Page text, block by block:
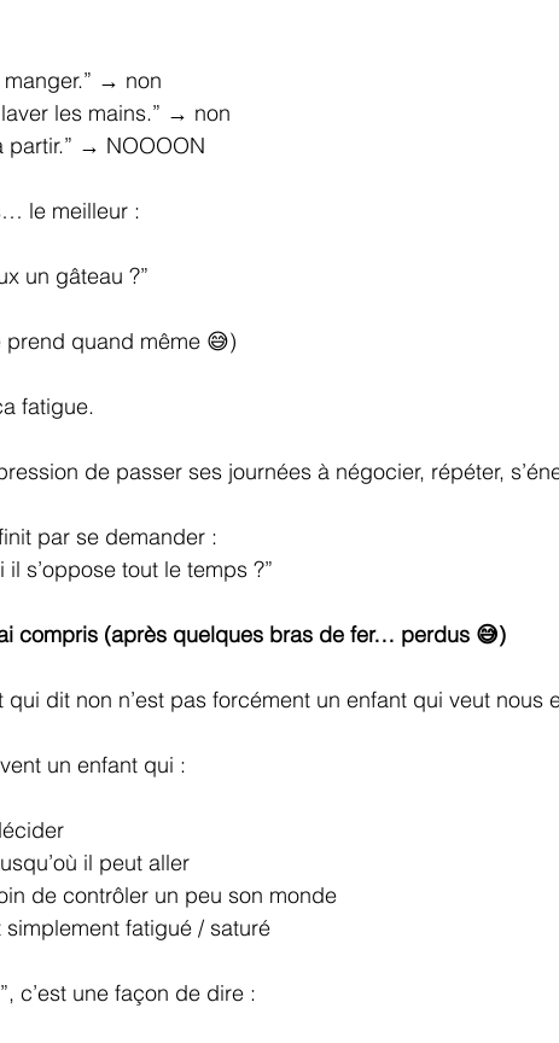
→ non
les mains.” → non
partir.” → NOOOON
le meilleur :
un gâteau ?”
quand même 😅)
fatigue.
de passer ses journées à négocier, répéter,
par se demander :
il s’oppose tout le temps ?”
compris (après quelques bras de fer… perdus 😅)
qui dit non n’est pas forcément un enfant qui veut nous
un enfant qui :
il peut aller
de contrôler un peu son monde
fatigué / saturé
c’est une façon de dire :